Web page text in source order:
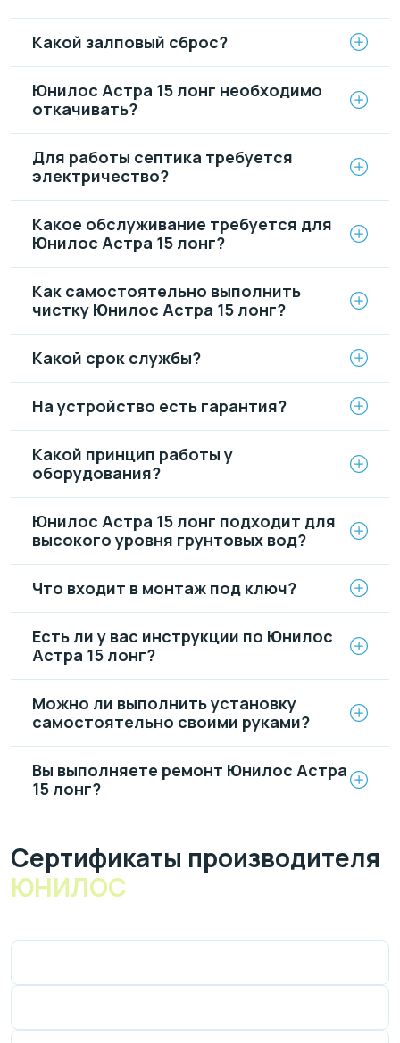
Какой залповый сброс?
Юнилос Астра 15 лонг необходимо
откачивать?
Для работы септика требуется
электричество?
Какое обслуживание требуется для
Юнилос Астра 15 лонг?
Как самостоятельно выполнить
чистку Юнилос Астра 15 лонг?
Какой срок службы?
На устройство есть гарантия?
Какой принцип работы у
оборудования?
Юнилос Астра 15 лонг подходит для
высокого уровня грунтовых вод?
Что входит в монтаж под ключ?
Есть ли у вас инструкции по Юнилос
Астра 15 лонг?
Можно ли выполнить установку
самостоятельно своими руками?
Вы выполняете ремонт Юнилос Астра
15 лонг?
Cертификаты производителя
ЮНИЛОС